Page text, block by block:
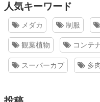
人気キーワード
メダカ 制服
観葉植物 コンテ
スーパーカブ 多